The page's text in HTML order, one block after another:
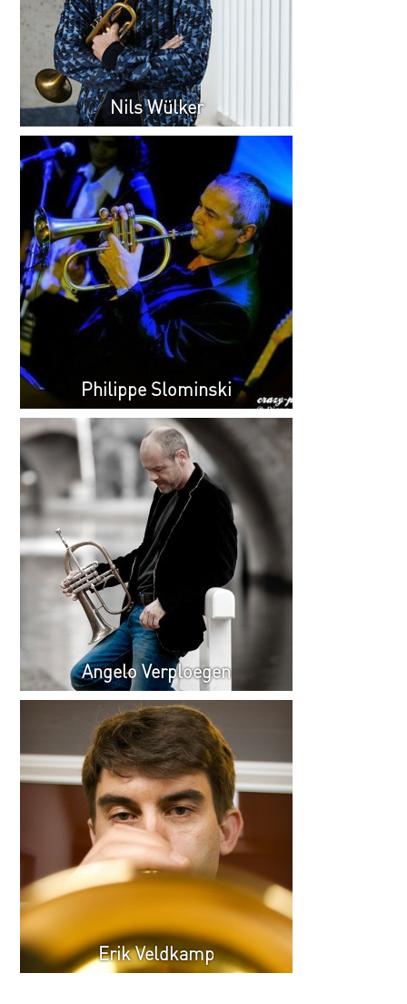
Nils Wülker
Philippe Slominski
Angelo Verploegen
Erik Veldkamp